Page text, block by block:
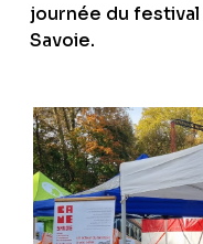
journée du
Savoie.